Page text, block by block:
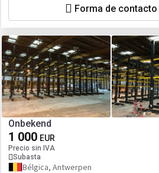
Forma de contacto
Onbekend
1 000 EUR
Precio sin IVA
Subasta
Bélgica, Antwerpen